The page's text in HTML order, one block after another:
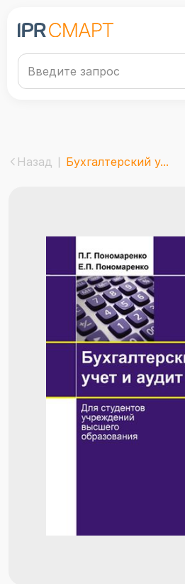
Назад Бухгалтерский у...